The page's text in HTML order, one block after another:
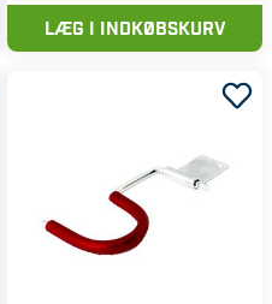
LÆG I INDKØBSKURV